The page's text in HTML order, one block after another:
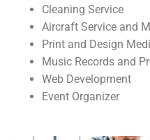
Cleaning Service
Aircraft Service and
Print and Design
Music Records and
Web Development
Event Organizer